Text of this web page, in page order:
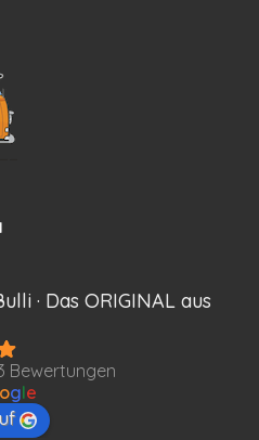
· Das ORIGINAL aus
Bewertungen
ogle